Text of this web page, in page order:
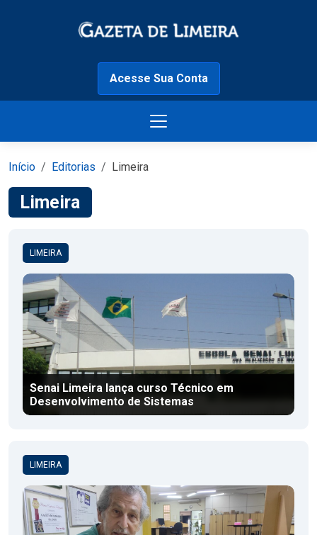
Acesse Sua Conta
Início Editorias Limeira
Limeira
LIMEIRA
Senai Limeira lança curso Técnico em
Desenvolvimento de Sistemas
LIMEIRA